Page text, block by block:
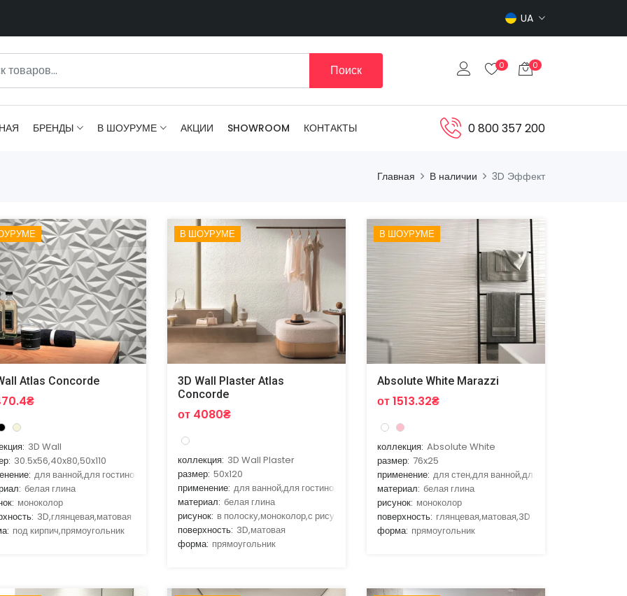
UA
Поиск 0 0
БРЕНДЫ В ШОУРУМЕ АКЦИИ SHOWROOM КОНТАКТЫ 0 800 357 200
Главная В наличии 3D Эффект
Atlas Concorde
3D Wall
30.5x56,40x80,50x110
для ванной,для гостиной,для кухни
белая глина
моноколор
3D,глянцевая,матовая
под кирпич,прямоугольник
В ШОУРУМЕ
3D Wall Plaster Atlas
Concorde
от 4080₴
коллекция: 3D Wall Plaster
размер: 50x120
применение: для ванной,для гостиной,для кухни
материал: белая глина
рисунок: в полоску,моноколор,с рисунком,с цветами
поверхность: 3D,матовая
форма: прямоугольник
В ШОУРУМЕ
Absolute White Marazzi
от 1513.32₴
коллекция: Absolute White
размер: 76x25
применение: для стен,для ванной,для гостиной,для кухни
материал: белая глина
рисунок: моноколор
поверхность: глянцевая,матовая,3D
форма: прямоугольник